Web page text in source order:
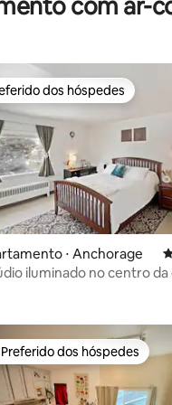
com ar-
média de 5, 127
dos hóspedes
dos hóspedes
⋅ Anchorage
iluminado no centro da
os melhores preferidos
Preferido dos hóspedes